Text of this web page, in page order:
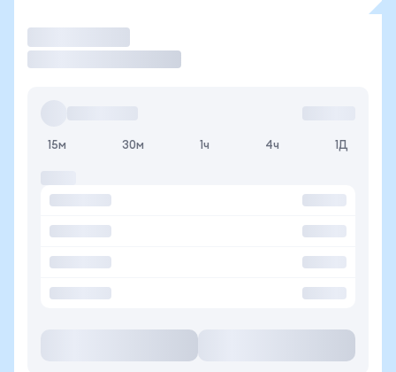
15м 30м 1ч 4ч 1Д